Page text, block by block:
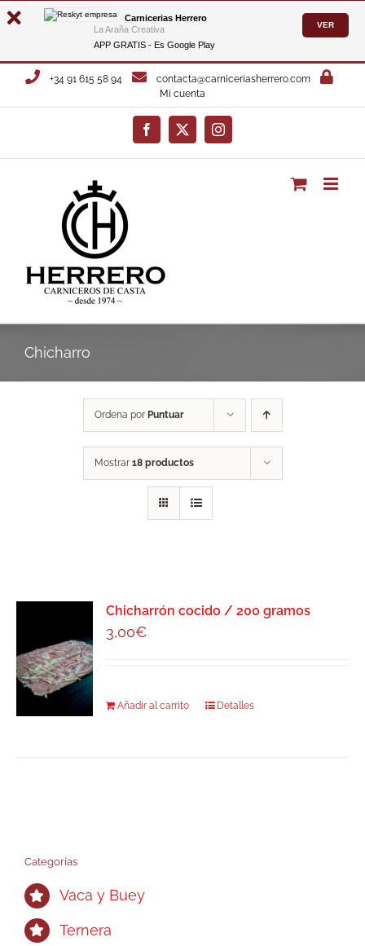
Carnicerias Herrero
La Araña Creativa
APP GRATIS - Es Google Play
VER
Saltar
+34 91 615 58 94
contacta@carniceriasherrero.com
Mi cuenta
Facebook
X Instagram
Chicharro
Ordena por Puntuar
Mostrar 18 productos
Chicharrón cocido / 200 gramos
3,00€
Añadir al carrito Detalles
Categorías
Vaca y Buey
Ternera